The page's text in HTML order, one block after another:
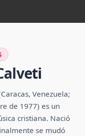
Venezuela;
de 1977) es un
cristiana.​ Nació
se mudó